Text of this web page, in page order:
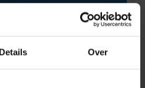
Details Over